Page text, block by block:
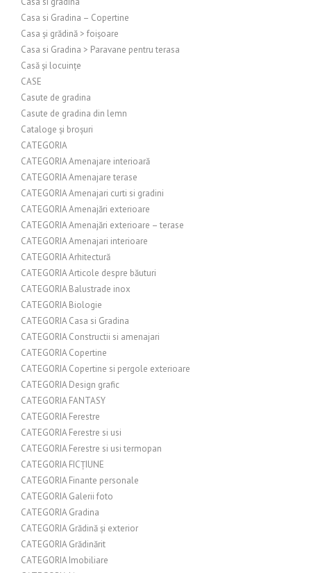
Casa si Gradina – Copertine
Casa și grădină > foișoare
Casa si Gradina > Paravane pentru terasa
Casă și locuințe
CASE
Casute de gradina
Casute de gradina din lemn
Cataloge și broșuri
CATEGORIA
CATEGORIA Amenajare interioară
CATEGORIA Amenajare terase
CATEGORIA Amenajari curti si gradini
CATEGORIA Amenajări exterioare
CATEGORIA Amenajări exterioare – terase
CATEGORIA Amenajari interioare
CATEGORIA Arhitectură
CATEGORIA Articole despre băuturi
CATEGORIA Balustrade inox
CATEGORIA Biologie
CATEGORIA Casa si Gradina
CATEGORIA Constructii si amenajari
CATEGORIA Copertine
CATEGORIA Copertine si pergole exterioare
CATEGORIA Design grafic
CATEGORIA FANTASY
CATEGORIA Ferestre
CATEGORIA Ferestre si usi
CATEGORIA Ferestre si usi termopan
CATEGORIA FICȚIUNE
CATEGORIA Finante personale
CATEGORIA Galerii foto
CATEGORIA Gradina
CATEGORIA Grădină și exterior
CATEGORIA Grădinărit
CATEGORIA Imobiliare